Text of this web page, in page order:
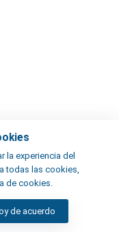
la experiencia del
todas las cookies,
de cookies.
de acuerdo